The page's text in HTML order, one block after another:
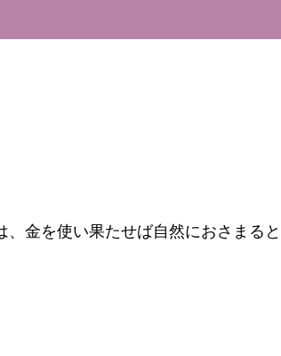
金を使い果たせば自然におさまると